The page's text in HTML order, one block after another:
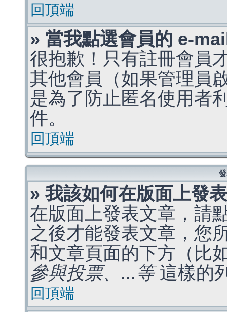
回頂端
» 當我點選會員的 e-
很抱歉！只有註冊會員
其他會員（如果管理員
是為了防止匿名使用者
件。
回頂端
» 我該如何在版面上發
在版面上發表文章，請
之後才能發表文章，您
和文章頁面的下方（比
參與投票、...等這樣的
回頂端